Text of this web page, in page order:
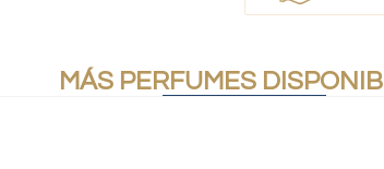
MÁS PERFUMES